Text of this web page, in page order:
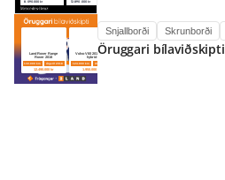
Öruggari bílaviðskipti
Snjallborði Skrunborði